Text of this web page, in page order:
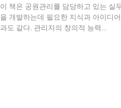
이 책은 공원관리를 담당하고 있는 실
을 개발하는데 필요한 지식과 아이디어를 제공하기 위해 쓰여 졌
과도 같다. 관리자의 창의적 능력...